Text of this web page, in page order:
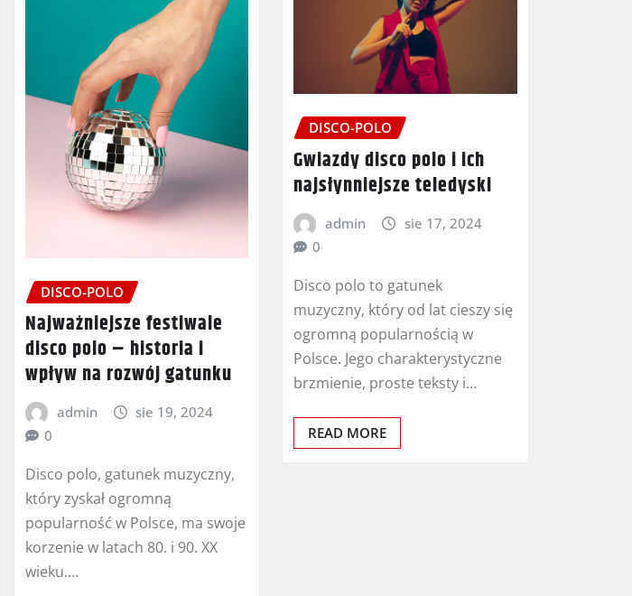
DISCO-POLO
Najważniejsze festiwale
disco polo – historia i
wpływ na rozwój gatunku
admin
sie 19, 2024
0
Disco polo, gatunek muzyczny,
który zyskał ogromną
popularność w Polsce, ma swoje
korzenie w latach 80. i 90. XX
wieku.…
DISCO-POLO
Gwiazdy disco polo i ich
najsłynniejsze teledyski
admin
sie 17, 2024
0
Disco polo to gatunek
muzyczny, który od lat cieszy się
ogromną popularnością w
Polsce. Jego charakterystyczne
brzmienie, proste teksty i…
READ MORE